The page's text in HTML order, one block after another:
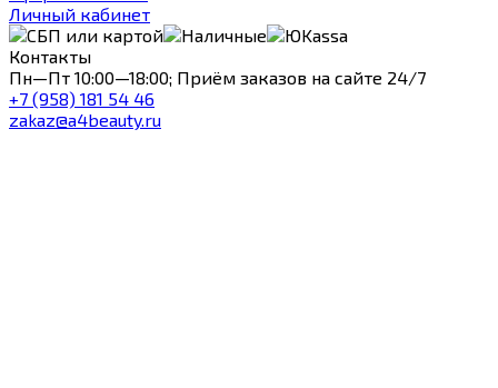
Личный кабинет
Контакты
Пн—Пт 10:00—18:00; Приём заказов на сайте 24/7
+7 (958) 181 54 46
zakaz@a4beauty.ru